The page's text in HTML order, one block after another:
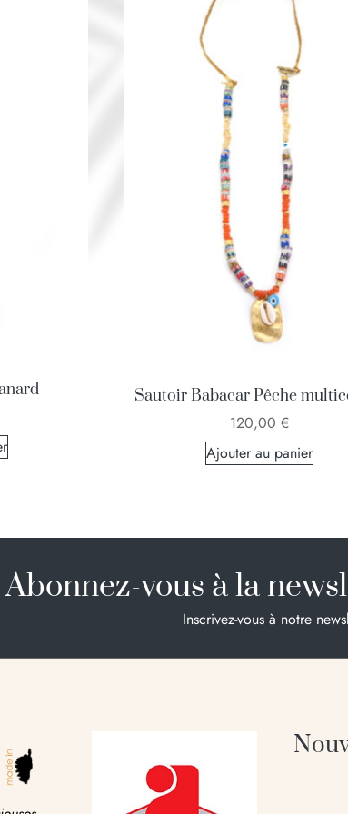
Sautoir Babacar Pêche
120,00 €
Ajouter au panier
Abonnez-vous à la
Inscrivez-vous à notre